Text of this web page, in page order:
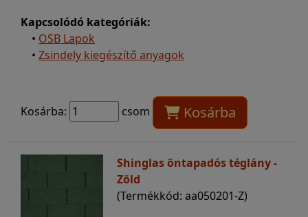
Kapcsolódó kategóriák:
• OSB Lapok
• Zsindely kiegészítő anyagok
Kosárba: csom Kosárba
Shinglas öntapadós téglány -
Zöld
(Termékkód: aa050201-Z)